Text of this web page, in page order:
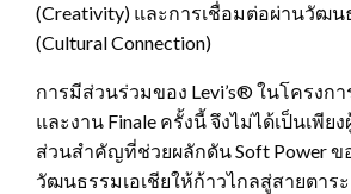
(Creativity) และการเชื่อมต่อผ่านวัฒ
(Cultural Connection)
การมีส่วนร่วมของ Levi’s® ในโครงกา
และงาน Finale ครั้งนี้ จึงไม่ได้เป็นเพีย
ส่วนสำคัญที่ช่วยผลักดัน Soft Power ข
วัฒนธรรมเอเชียให้ก้าวไกลสู่สายตาร